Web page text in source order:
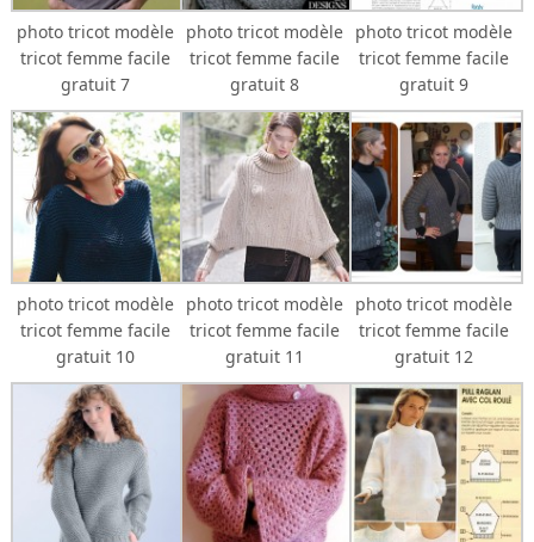
photo tricot modèle
tricot femme facile
gratuit 7
photo tricot modèle
tricot femme facile
gratuit 8
photo tricot modèle
tricot femme facile
gratuit 9
photo tricot modèle
tricot femme facile
gratuit 10
photo tricot modèle
tricot femme facile
gratuit 11
photo tricot modèle
tricot femme facile
gratuit 12